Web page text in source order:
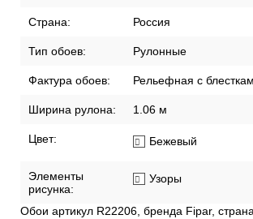
Страна: Россия
Тип обоев: Рулонные
Фактура обоев: Рельефная с
Ширина рулона: 1.06 м
Цвет: Бежевый
Элементы
рисунка:
Узоры
Обои артикул R22206, бренда Fipar,